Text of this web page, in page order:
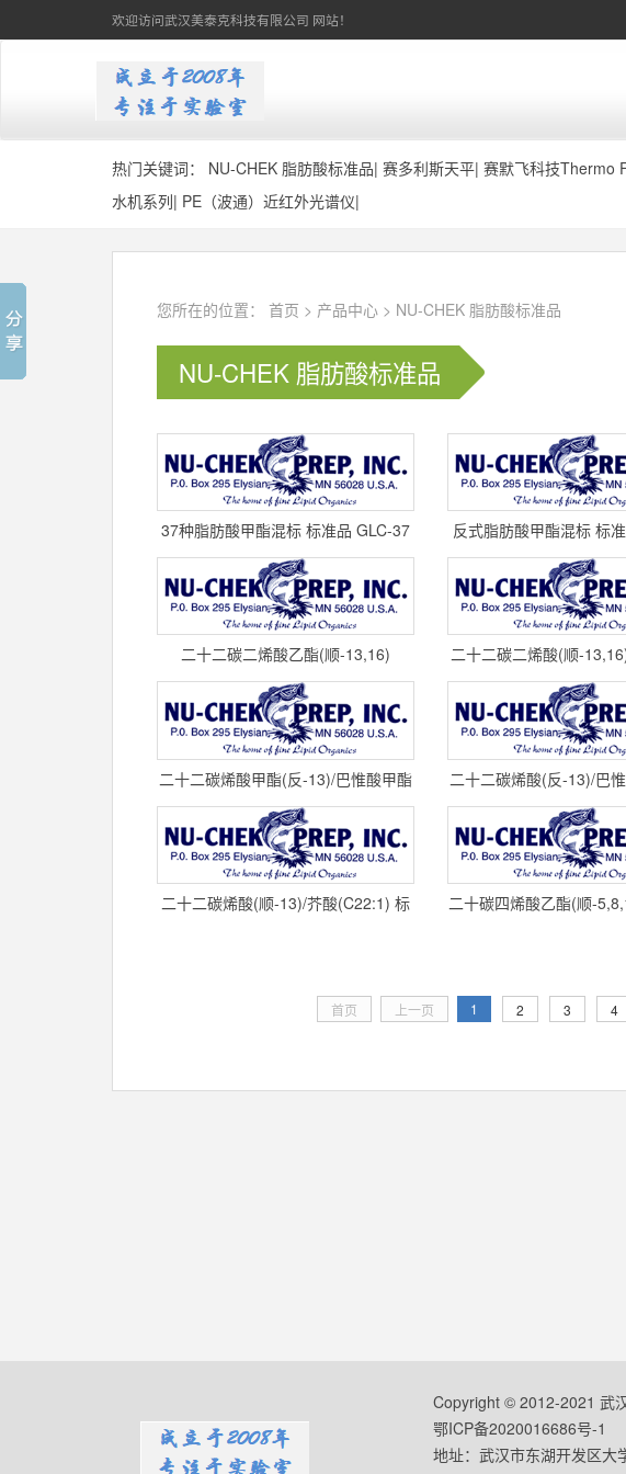
欢迎访问武汉美泰克科技有限公司 网站！
热门关键词： NU-CHEK 脂肪酸标准品| 赛多利斯天平| 赛默飞科技Thermo
水机系列| PE（波通）近红外光谱仪|
您所在的位置： 首页 > 产品中心 > NU-CHEK 脂肪酸标准品
NU-CHEK 脂肪酸标准品
37种脂肪酸甲酯混标 标准品 GLC-37
NU-CHEK
反式脂肪酸甲酯混标 标
GLC-481-B NU-
二十二碳二烯酸乙酯(顺-13,16)
(C22:2) 标准品 U-81-E cas
二十二碳二烯酸(顺-
准品 U-81-A
二十二碳烯酸甲酯(反-13)/巴惟酸甲酯
(C22:1T) 标准品 U-80-M
二十二碳烯酸(反-13)/巴
标准品 U-80-A
二十二碳烯酸(顺-13)/芥酸(C22:1) 标
二十碳四烯酸乙酯(顺-
首页 上一页 1 2 3 4
Copyright © 2012-2021 武
鄂ICP备2020016686号-1
地址：武汉市东湖开发区大